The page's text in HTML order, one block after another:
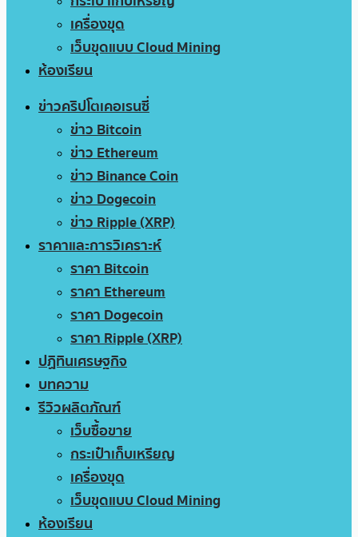
เครื่องขุด
เว็บขุดแบบ Cloud Mining
ห้องเรียน
ข่าวคริปโตเคอเรนซี่
ข่าว Bitcoin
ข่าว Ethereum
ข่าว Binance Coin
ข่าว Dogecoin
ข่าว Ripple (XRP)
ราคาและการวิเคราะห์
ราคา Bitcoin
ราคา Ethereum
ราคา Dogecoin
ราคา Ripple (XRP)
ปฏิทินเศรษฐกิจ
บทความ
รีวิวผลิตภัณฑ์
เว็บซื้อขาย
กระเป๋าเก็บเหรียญ
เครื่องขุด
เว็บขุดแบบ Cloud Mining
ห้องเรียน